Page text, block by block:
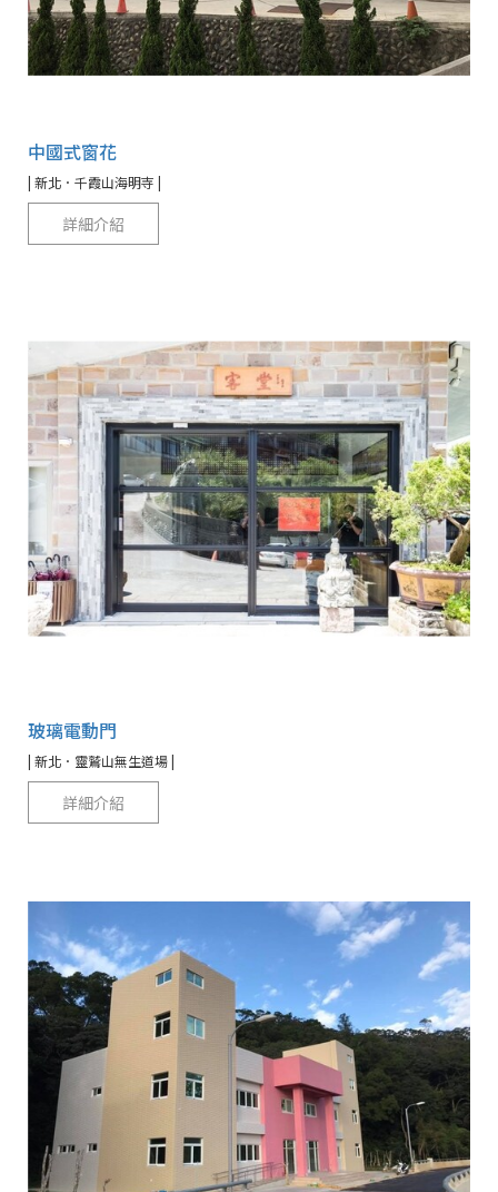
中國式窗花
| 新北．千霞山海明寺 |
詳細介紹
玻璃電動門
| 新北．靈鷲山無生道場 |
詳細介紹